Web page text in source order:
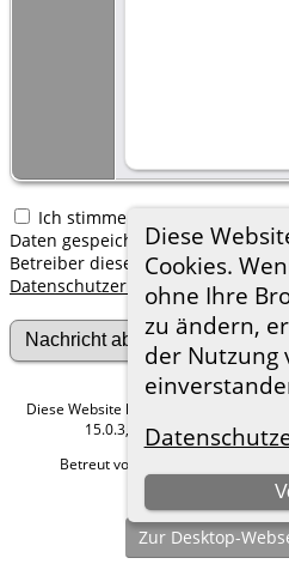
Diese
Cookies.
ohne Ihre
zu ändern,
der Nutzung
Ich stimme zu, dass meine
Daten gespeichert werden. Ich
Betreiber dieser Website bitten
Datenschutzerklärung
Diese Website läuft mit
15.0.3, programmiert von
Betreut von
Hier geht es
Zur Desktop-